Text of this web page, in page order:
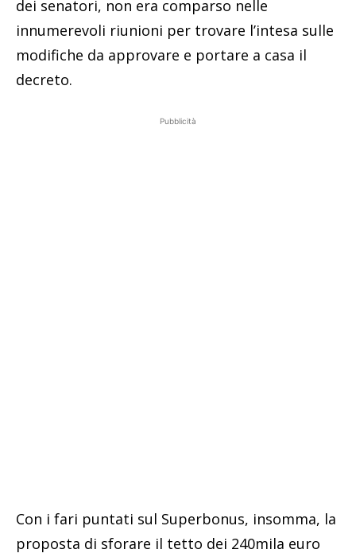
dei senatori, non era comparso nelle
innumerevoli riunioni per trovare l’intesa sulle
modifiche da approvare e portare a casa il
decreto.
Pubblicità
Con i fari puntati sul Superbonus, insomma, la
proposta di sforare il tetto dei 240mila euro